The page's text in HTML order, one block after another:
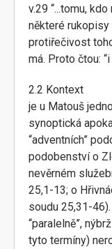
v.29 “...tomu,
některé
protiřečivost
má. Proto čtou:
2.2 Kontext
je u Matouš
synoptická
“adventních”
podobenství o
nevěrném
25,1-13; o
soudu 25,31-
“paralelně”,
tyto termíny)